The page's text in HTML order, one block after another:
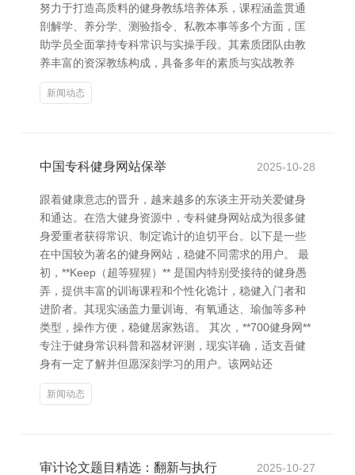
努力于打造高质料的健身教练培养体系，课程涵盖贯通
剖解学、养分学、测验指令、私教本事等多个方面，匡
助学员全面掌持专科常识与实操手段。其素质团队由教
养丰富的资深教练构成，具备多年的素质与实战教养
新闻动态
中国专科健身网站保举 2025-10-28
跟着健康意志的晋升，越来越多的东谈主开动关爱健身
和通达。在浩大健身资源中，专科健身网站成为很多健
身爱重者获得常识、制定诡计的迫切平台。以下是一些
在中国较为著名的健身网站，稳健不同需求的用户。 最
初，**Keep（超等猩猩）** 是国内特别受接待的健身愚
弄，提供丰富的训诲课程和个性化诡计，稳健入门者和
进阶者。其现实涵盖力量训诲、有氧通达、瑜伽等多种
类型，操作方便，稳健居家熟谙。 其次，**700健身网**
专注于健身常识科普和器材评测，现实详确，适支吾健
身有一定了解并但愿深刻学习的用户。该网站还
新闻动态
审计论文题目精选：翻新与执行 2025-10-27